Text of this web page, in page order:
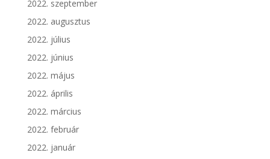
2022. szeptember
2022. augusztus
2022. július
2022. június
2022. május
2022. április
2022. március
2022. február
2022. január